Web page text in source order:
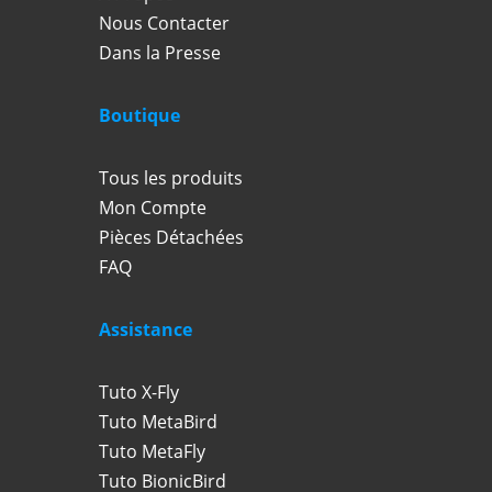
Nous Contacter
Dans la Presse
Boutique
Tous les produits
Mon Compte
Pièces Détachées
FAQ
Assistance
Tuto X-Fly
Tuto MetaBird
Tuto MetaFly
Tuto BionicBird